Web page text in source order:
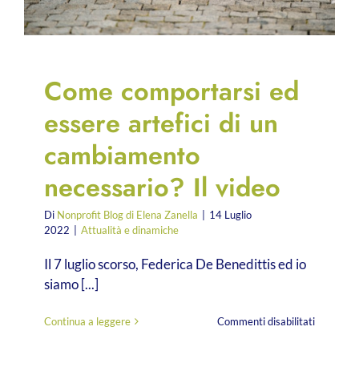
Come comportarsi ed
essere artefici di un
cambiamento
necessario? Il video
Di Nonprofit Blog di Elena Zanella | 14 Luglio
2022 | Attualità e dinamiche
Il 7 luglio scorso, Federica De Benedittis ed io
siamo [...]
Continua a leggere Commenti disabilitatisu